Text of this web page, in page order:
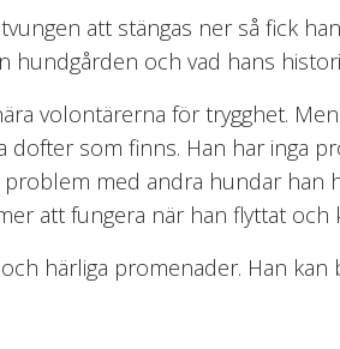
att stängas ner så fick
och vad hans
volontärerna för trygghet.
som finns. Han har inga
med andra hundar han
att fungera när han flyttat
härliga promenader. Han